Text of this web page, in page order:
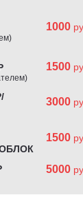
1000
1500
3000
1500
5000